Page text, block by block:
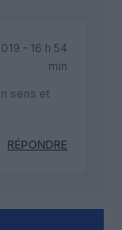
- 16 h 54
min
sens et
RÉPONDRE